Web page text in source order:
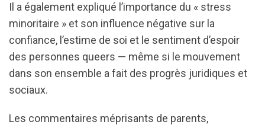
Il a également expliqué l’importance du « stress
minoritaire » et son influence négative sur la
confiance, l’estime de soi et le sentiment d’espoir
des personnes queers — même si le mouvement
dans son ensemble a fait des progrès juridiques et
sociaux.
Les commentaires méprisants de parents,